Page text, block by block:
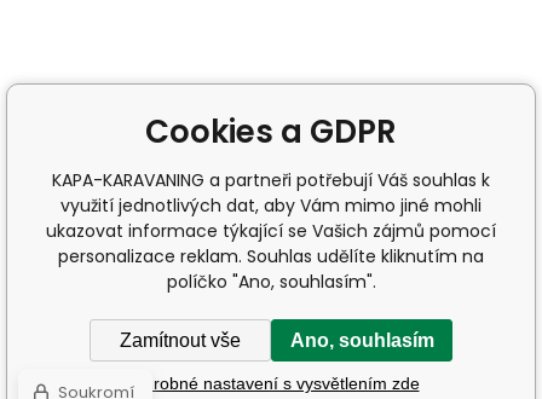
Cookies a GDPR
KAPA-KARAVANING a partneři potřebují Váš souhlas k
využití jednotlivých dat, aby Vám mimo jiné mohli
ukazovat informace týkající se Vašich zájmů pomocí
personalizace reklam. Souhlas udělíte kliknutím na
políčko "Ano, souhlasím".
Zamítnout vše Ano, souhlasím
Podrobné nastavení s vysvětlením zde
Soukromí